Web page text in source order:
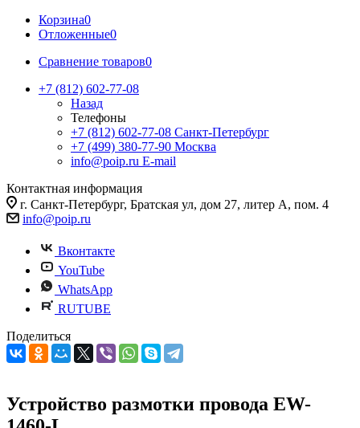
Корзина0
Отложенные0
Сравнение товаров0
+7 (812) 602-77-08
Назад
Телефоны
+7 (812) 602-77-08 Санкт-Петербург
+7 (499) 380-77-90 Москва
info@poip.ru E-mail
Контактная информация
г. Санкт-Петербург, Братская ул, дом 27, литер А, пом. 4
info@poip.ru
Вконтакте
YouTube
WhatsApp
RUTUBE
Поделиться
Устройство размотки провода EW-